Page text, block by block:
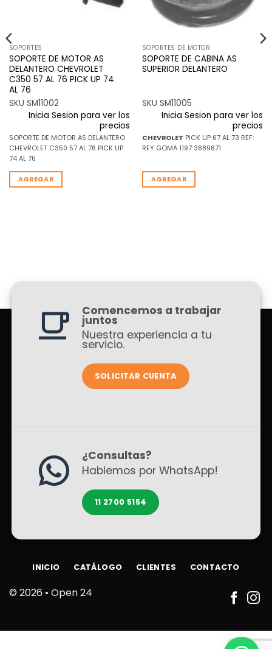
SOPORTES
SOPORTE DE MOTOR AS
DELANTERO CHEVROLET
C350 57 AL 76 PICK UP 74
AL 76
SKU SM11002
Inicia Sesion para ver los
precios
SOPORTE DE MOTOR AS DELANTERO
CHEVROLET C350 57 AL 76 PICK UP
74 AL 76
AGREGAR
SOPORTES DE MOTOR
SOPORTE DE CABINA AS
SUPERIOR DELANTERO
SKU SM11005
Inicia Sesion para ver los
precios
CHEVROLET PICK UP 67 AL 73 REF:
REY GOMA 1197 3889871
AGREGAR
Comencemos a trabajar
juntos
Nuestra experiencia a tu
servicio.
SOLICITAR CUENTA
¿Consultas?
Hablemos por WhatsApp!
11 2700 5154
© 2026 • Open 24
INICIO CATÁLOGO CLIENTES CONTACTO